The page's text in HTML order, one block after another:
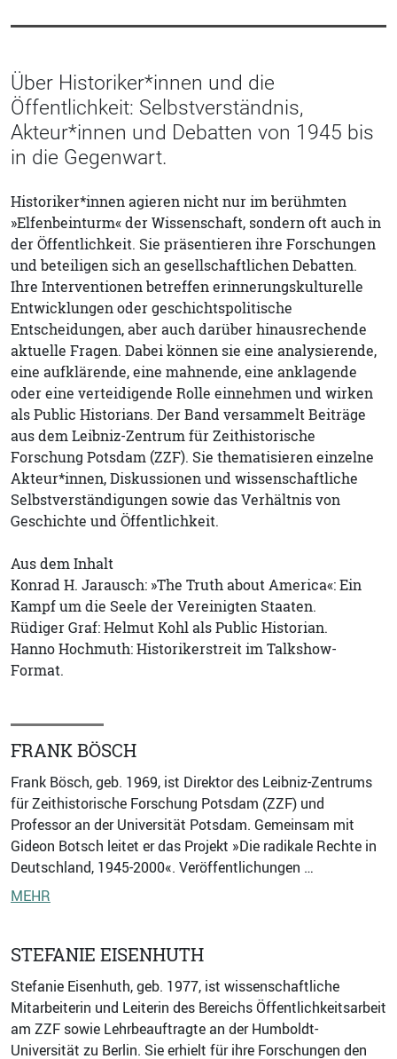
Über Historiker*innen und die
Öffentlichkeit: Selbstverständnis,
Akteur*innen und Debatten von 1945 bis
in die Gegenwart.
Historiker*innen agieren nicht nur im berühmten
»Elfenbeinturm« der Wissenschaft, sondern oft auch in
der Öffentlichkeit. Sie präsentieren ihre Forschungen
und beteiligen sich an gesellschaftlichen Debatten.
Ihre Interventionen betreffen erinnerungskulturelle
Entwicklungen oder geschichtspolitische
Entscheidungen, aber auch darüber hinausrechende
aktuelle Fragen. Dabei können sie eine analysierende,
eine aufklärende, eine mahnende, eine anklagende
oder eine verteidigende Rolle einnehmen und wirken
als Public Historians. Der Band versammelt Beiträge
aus dem Leibniz-Zentrum für Zeithistorische
Forschung Potsdam (ZZF). Sie thematisieren einzelne
Akteur*innen, Diskussionen und wissenschaftliche
Selbstverständigungen sowie das Verhältnis von
Geschichte und Öffentlichkeit.
Aus dem Inhalt
Konrad H. Jarausch: »The Truth about America«: Ein
Kampf um die Seele der Vereinigten Staaten.
Rüdiger Graf: Helmut Kohl als Public Historian.
Hanno Hochmuth: Historikerstreit im Talkshow-
Format.
FRANK BÖSCH
Frank Bösch, geb. 1969, ist Direktor des Leibniz-Zentrums
für Zeithistorische Forschung Potsdam (ZZF) und
Professor an der Universität Potsdam. Gemeinsam mit
Gideon Botsch leitet er das Projekt »Die radikale Rechte in
Deutschland, 1945-2000«. Veröffentlichungen …
MEHR
STEFANIE EISENHUTH
Stefanie Eisenhuth, geb. 1977, ist wissenschaftliche
Mitarbeiterin und Leiterin des Bereichs Öffentlichkeitsarbeit
am ZZF sowie Lehrbeauftragte an der Humboldt-
Universität zu Berlin. Sie erhielt für ihre Forschungen den